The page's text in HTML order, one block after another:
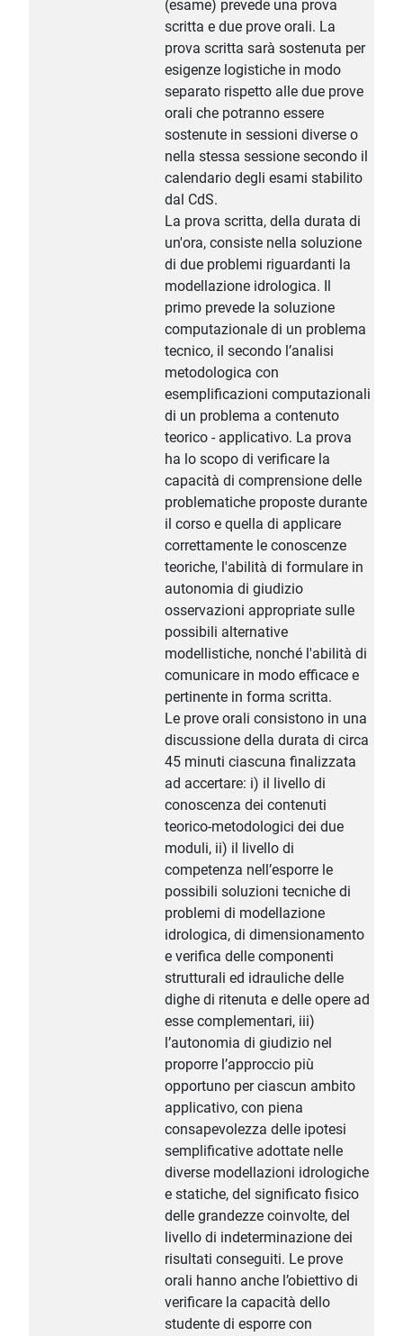
(esame) prevede una prova
scritta e due prove orali. La
prova scritta sarà sostenuta per
esigenze logistiche in modo
separato rispetto alle due prove
orali che potranno essere
sostenute in sessioni diverse o
nella stessa sessione secondo il
calendario degli esami stabilito
dal CdS.
La prova scritta, della durata di
un'ora, consiste nella soluzione
di due problemi riguardanti la
modellazione idrologica. Il
primo prevede la soluzione
computazionale di un problema
tecnico, il secondo l’analisi
metodologica con
esemplificazioni computazionali
di un problema a contenuto
teorico - applicativo. La prova
ha lo scopo di verificare la
capacità di comprensione delle
problematiche proposte durante
il corso e quella di applicare
correttamente le conoscenze
teoriche, l'abilità di formulare in
autonomia di giudizio
osservazioni appropriate sulle
possibili alternative
modellistiche, nonché l'abilità di
comunicare in modo efficace e
pertinente in forma scritta.
Le prove orali consistono in una
discussione della durata di circa
45 minuti ciascuna finalizzata
ad accertare: i) il livello di
conoscenza dei contenuti
teorico-metodologici dei due
moduli, ii) il livello di
competenza nell’esporre le
possibili soluzioni tecniche di
problemi di modellazione
idrologica, di dimensionamento
e verifica delle componenti
strutturali ed idrauliche delle
dighe di ritenuta e delle opere ad
esse complementari, iii)
l’autonomia di giudizio nel
proporre l’approccio più
opportuno per ciascun ambito
applicativo, con piena
consapevolezza delle ipotesi
semplificative adottate nelle
diverse modellazioni idrologiche
e statiche, del significato fisico
delle grandezze coinvolte, del
livello di indeterminazione dei
risultati conseguiti. Le prove
orali hanno anche l’obiettivo di
verificare la capacità dello
studente di esporre con